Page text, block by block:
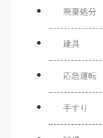
廃棄処分
建具
応急運転
手すり